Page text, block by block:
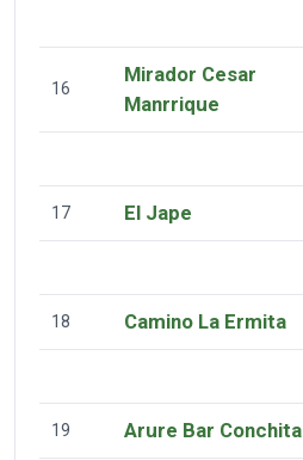
16
Mirador Cesar
Manrrique
17 El Jape
18 Camino La Ermita
19 Arure Bar Conchita